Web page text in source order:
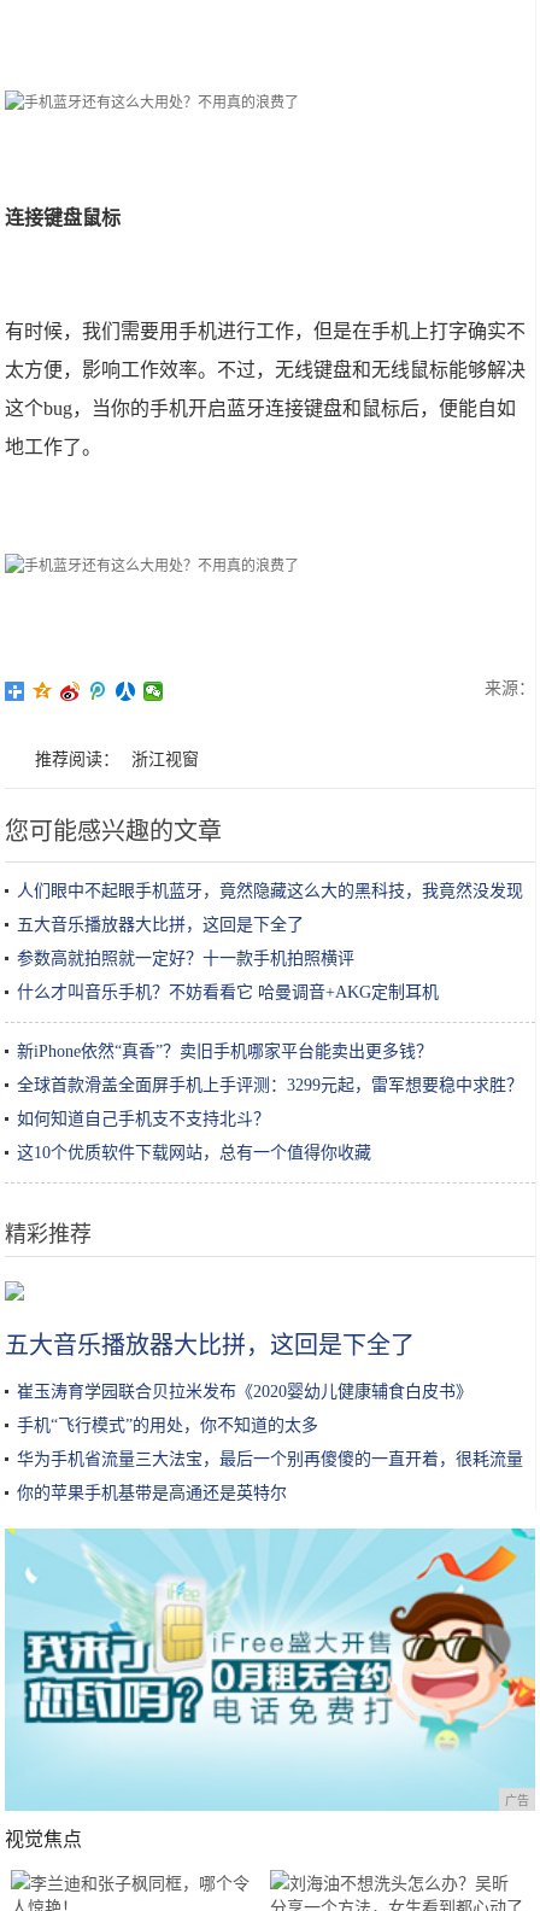
连接键盘鼠标
有时候，我们需要用手机进行工作，但是在手机上打字确实不
太方便，影响工作效率。不过，无线键盘和无线鼠标能够解决
这个bug，当你的手机开启蓝牙连接键盘和鼠标后，便能自如
地工作了。
来源：
推荐阅读： 浙江视窗
您可能感兴趣的文章
人们眼中不起眼手机蓝牙，竟然隐藏这么大的黑科技，我竟然没发现
五大音乐播放器大比拼，这回是下全了
参数高就拍照就一定好？十一款手机拍照横评
什么才叫音乐手机？不妨看看它 哈曼调音+AKG定制耳机
新iPhone依然“真香”？卖旧手机哪家平台能卖出更多钱？
全球首款滑盖全面屏手机上手评测：3299元起，雷军想要稳中求胜？
如何知道自己手机支不支持北斗？
这10个优质软件下载网站，总有一个值得你收藏
精彩推荐
五大音乐播放器大比拼，这回是下全了
崔玉涛育学园联合贝拉米发布《2020婴幼儿健康辅食白皮书》
手机“飞行模式”的用处，你不知道的太多
华为手机省流量三大法宝，最后一个别再傻傻的一直开着，很耗流量
你的苹果手机基带是高通还是英特尔
广告
视觉焦点